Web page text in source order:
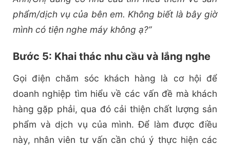
phẩm/dịch vụ của bên em. Không biết là bây giờ
mình có tiện nghe máy không ạ?”
Bước 5: Khai thác nhu cầu và lắng nghe
Gọi điện chăm sóc khách hàng là cơ hội để
doanh nghiệp tìm hiểu về các vấn đề mà khách
hàng gặp phải, qua đó cải thiện chất lượng sản
phẩm và dịch vụ của mình. Để làm được điều
này, nhân viên tư vấn cần chú ý thực hiện các